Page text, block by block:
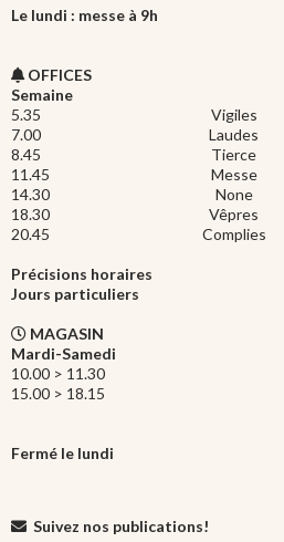
Le lundi : messe à 9h
OFFICES
Semaine
5.35
Vigiles
7.00
Laudes
8.45
Tierce
11.45
Messe
14.30
None
18.30
Vêpres
20.45
Complies
Précisions horaires
Jours particuliers
MAGASIN
Mardi-Samedi
10.00 > 11.30
15.00 > 18.15
Fermé le lundi
Suivez nos publications!